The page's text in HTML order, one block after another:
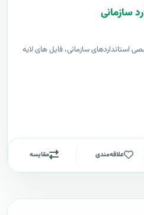
سازمانی
استانداردهای سازمانی، فایل های لایه
علاقه‌مندی مقایسه